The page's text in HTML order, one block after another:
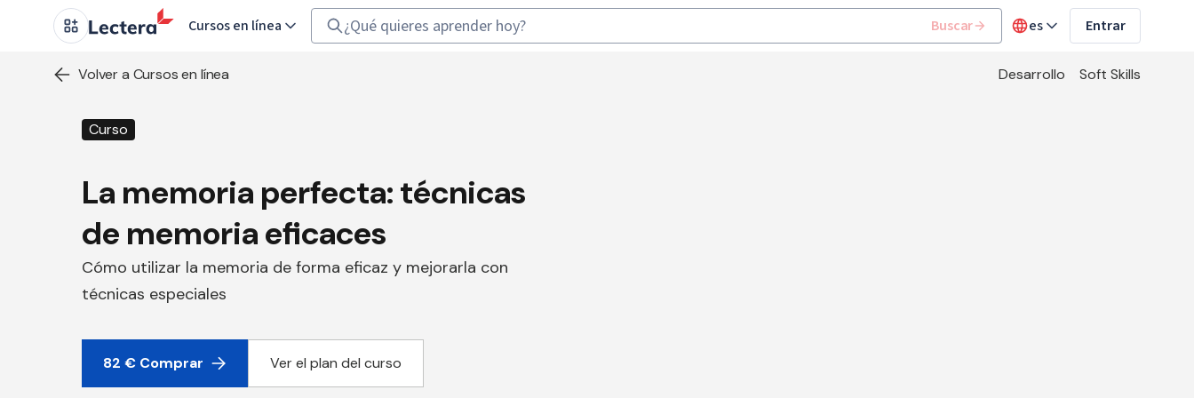
Cursos en línea Buscar es Entrar
Volver a Cursos en línea Desarrollo Soft Skills
Curso
La memoria perfecta: técnicas
de memoria eficaces
Cómo utilizar la memoria de forma eficaz y mejorarla con
técnicas especiales
82 € Comprar Ver el plan del curso